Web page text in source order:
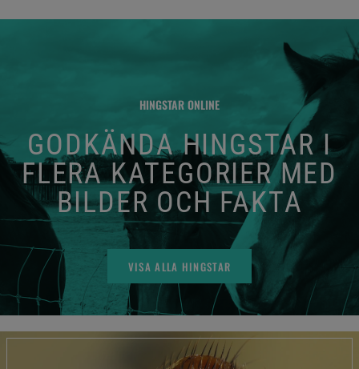
HINGSTAR ONLINE
GODKÄNDA HINGSTAR I
FLERA KATEGORIER MED
BILDER OCH FAKTA
VISA ALLA HINGSTAR